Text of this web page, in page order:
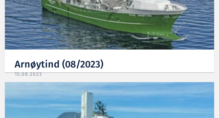
Arnøytind (08/2023)
15.08.2023